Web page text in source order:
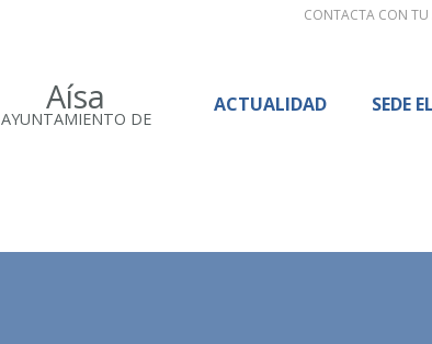
CONTACTA CON
Aísa
AYUNTAMIENTO DE
ACTUALIDAD SEDE